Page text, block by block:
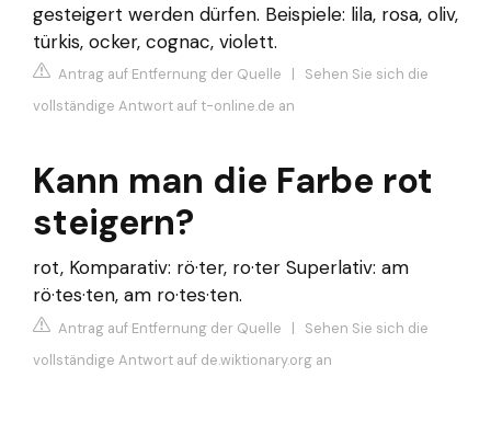
gesteigert werden dürfen. Beispiele: lila, rosa, oliv,
türkis, ocker, cognac, violett.
Antrag auf Entfernung der Quelle | Sehen Sie sich die
vollständige Antwort auf t-online.de an
Kann man die Farbe rot
steigern?
rot, Komparativ: rö·ter, ro·ter Superlativ: am
rö·tes·ten, am ro·tes·ten.
Antrag auf Entfernung der Quelle | Sehen Sie sich die
vollständige Antwort auf de.wiktionary.org an